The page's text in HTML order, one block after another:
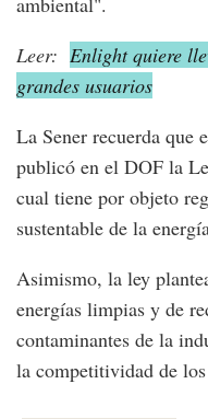
Leer: Enlight quiere
grandes usuarios
La Sener recuerda que
publicó en el DOF la
cual tiene por objeto
sustentable de la
Asimismo, la ley
energías limpias y de
contaminantes de la
la competitividad de